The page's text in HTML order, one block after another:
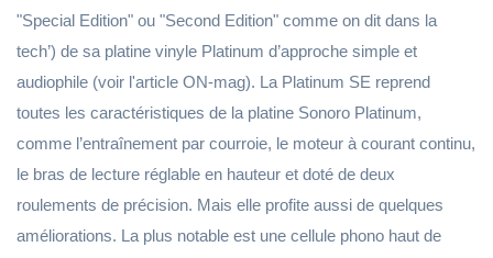
"Special Edition" ou "Second Edition" comme on dit dans la
tech’) de sa platine vinyle Platinum d’approche simple et
audiophile (voir l'article ON-mag). La Platinum SE reprend
toutes les caractéristiques de la platine Sonoro Platinum,
comme l’entraînement par courroie, le moteur à courant continu,
le bras de lecture réglable en hauteur et doté de deux
roulements de précision. Mais elle profite aussi de quelques
améliorations. La plus notable est une cellule phono haut de